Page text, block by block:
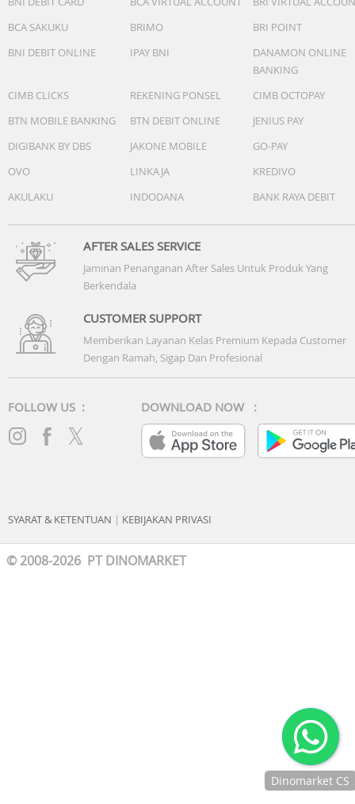
BCA SAKUKU
BRIMO
BRI POINT
BNI DEBIT ONLINE
IPAY BNI
DANAMON ONLINE
BANKING
CIMB CLICKS
REKENING PONSEL
CIMB OCTOPAY
BTN MOBILE BANKING
BTN DEBIT ONLINE
JENIUS PAY
DIGIBANK BY DBS
JAKONE MOBILE
GO-PAY
OVO
LINKAJA
KREDIVO
AKULAKU
INDODANA BANK RAYA DEBIT
AFTER SALES SERVICE
Jaminan Penanganan After Sales Untuk Produk Yang
Berkendala
CUSTOMER SUPPORT
Memberikan Layanan Kelas Premium Kepada Customer
Dengan Ramah, Sigap Dan Profesional
FOLLOW US : DOWNLOAD NOW :
SYARAT & KETENTUAN | KEBIJAKAN PRIVASI
© 2008-2026 PT DINOMARKET
Dinomarket CS